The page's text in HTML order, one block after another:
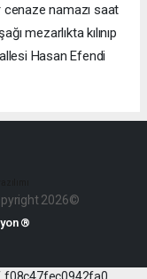
namazı saat
mezarlıkta kılınıp
Hasan Efendi
2026©
®
f08c47fec0942fa0